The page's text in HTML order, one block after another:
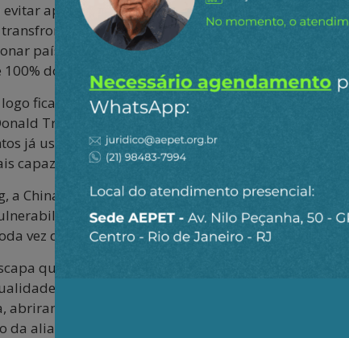
apreciação indesejada da moeda nacional.
como alternativa aos sistemas
países considerados hostis. Cresceu também o
100% do comércio Rússia/China, por exemplo, se
ficaria evidente, a China estava bem
Trump no seu segundo mandato. Donald
já usados contra a China no seu primeiro
capaz de enfrentar embates internacionais.
a China aparece como um adversário que sabe se
da superpotência e dos seus aliados
vez que sofre alguma investida dos Estados
que a China vem levando a melhor nessa
e pontos fortes, mas também por causa
abriram ao mesmo tempo frentes de conflito com a
da aliança entre os três países. E pior: estão